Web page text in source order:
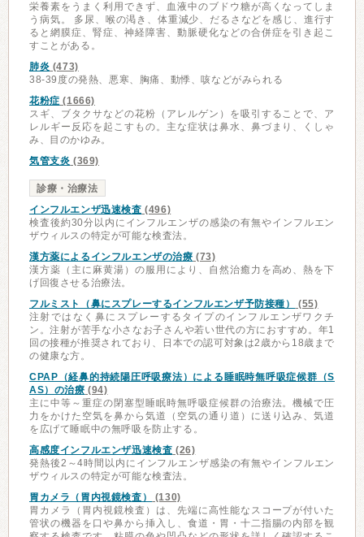
栄養素をうまく利用できず、血液中のブドウ糖が高くなってしま
う病気。 多尿、喉の渇き、体重減少、だるさなどを感じ、進行す
ると網膜症、腎症、神経障害、動脈硬化などの合併症を引き起こ
すことがある。
肺炎 (473)
38-39度の発熱、悪寒、胸痛、動悸、咳などがみられる
花粉症 (1666)
スギ、ブタクサなどの花粉（アレルゲン）を吸引することで、ア
レルギー反応を起こすもの。主な症状は鼻水、鼻づまり、くしゃ
み、目のかゆみ。
気管支炎 (369)
診療・治療法
インフルエンザ迅速検査 (496)
検査後約30分以内にインフルエンザの感染の有無やインフルエン
ザウィルスの特定が可能な検査法。
漢方薬によるインフルエンザの治療 (73)
漢方薬（主に麻黄湯）の服用により、自然治癒力を高め、熱を下
げ回復させる治療法。
フルミスト（鼻にスプレーするインフルエンザ予防接種）
(55)
注射ではなく鼻にスプレーするタイプのインフルエンザワクチ
ン。注射が苦手な小さなお子さんや若い世代の方におすすめ。年1
回の接種が推奨されており、日本での認可対象は2歳から18歳まで
の健康な方。
CPAP（経鼻的持続陽圧呼吸療法）による睡眠時無呼吸症候群（S
AS）の治療 (94)
主に中等～重症の閉塞型睡眠時無呼吸症候群の治療法。機械で圧
力をかけた空気を鼻から気道（空気の通り道）に送り込み、気道
を広げて睡眠中の無呼吸を防止する。
高感度インフルエンザ迅速検査 (26)
発熱後2～4時間以内にインフルエンザ感染の有無やインフルエン
ザウィルスの特定が可能な検査法。
胃カメラ（胃内視鏡検査）
(130)
胃カメラ（胃内視鏡検査）は、先端に高性能なスコープが付いた
管状の機器を口や鼻から挿入し、食道・胃・十二指腸の内部を観